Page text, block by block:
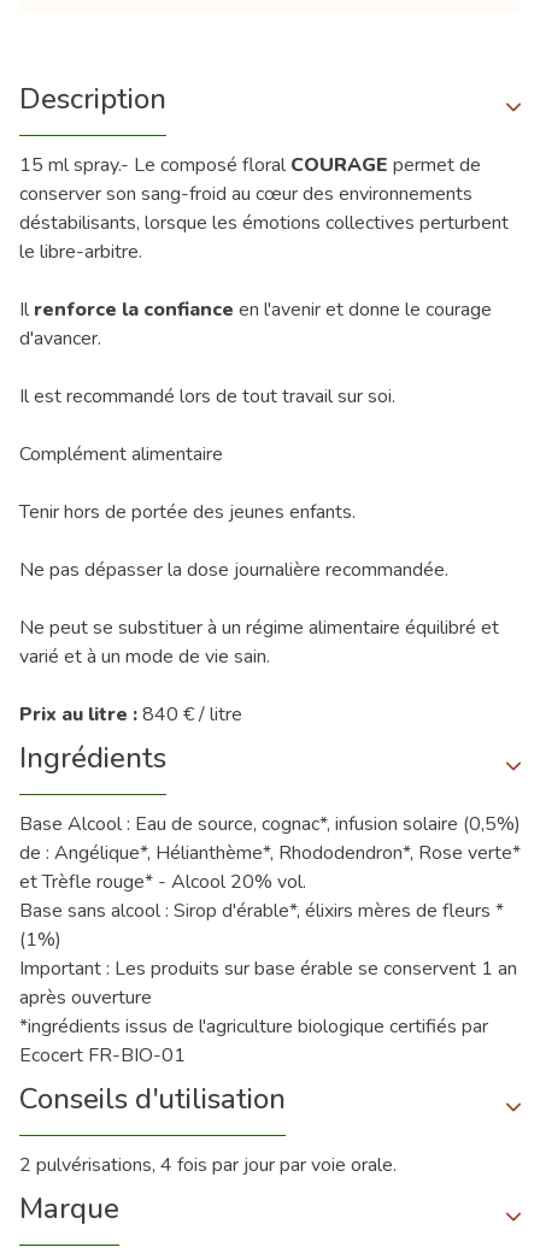
Description
15 ml spray.- Le composé floralCOURAGE permet de
conserver son sang-froid au cœur des environnements
déstabilisants, lorsque les émotions collectives perturbent
le libre-arbitre.
Ilrenforce la confiance en l'avenir et donne le courage
d'avancer.
Il est recommandé lors de tout travail sur soi.
Complément alimentaire
Tenir hors de portée des jeunes enfants.
Ne pas dépasser la dose journalière recommandée.
Ne peut se substituer à un régime alimentaire équilibré et
varié et à un mode de vie sain.
Prix au litre :840 € / litre
Ingrédients
Base Alcool : Eau de source, cognac*, infusion solaire (0,5%)
de : Angélique*, Hélianthème*, Rhododendron*, Rose verte*
et Trèfle rouge* - Alcool 20% vol.
Base sans alcool : Sirop d'érable*, élixirs mères de fleurs *
(1%)
Important : Les produits sur base érable se conservent 1 an
après ouverture
*ingrédients issus de l'agriculture biologique certifiés par
Ecocert FR-BIO-01
Conseils d'utilisation
2 pulvérisations, 4 fois par jour par voie orale.
Marque